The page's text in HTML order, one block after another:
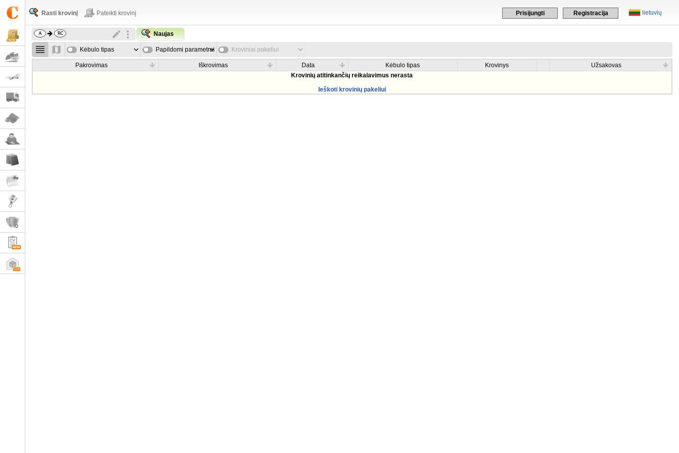
lietuvių
Prisijungti Registracija
Rasti krovinį Pateikti krovinį
Naujas
Kėbulo tipas Papildomi parametrai Kroviniai pakeliui
Pakrovimas Iškrovimas Data Kėbulo tipas Krovinys
Užsakovas
Krovinių atitinkančių reikalavimus nerasta
Ieškoti krovinių pakeliui